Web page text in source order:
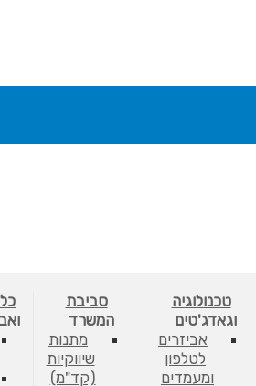
טכנולוגיה
וגאדג'טים
אביזרים
לטלפון
ומעמדים
סביבת
המשרד
מתנות
שיווקיות
(קד"מ)